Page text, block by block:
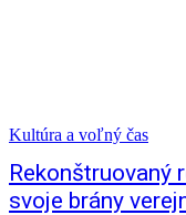
Kultúra a voľný čas
Rekonštruovaný
svoje brány